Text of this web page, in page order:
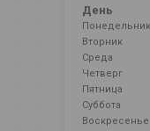
День
Понедельник
Вторник
Среда
Четверг
Пятница
Суббота
Воскресенье